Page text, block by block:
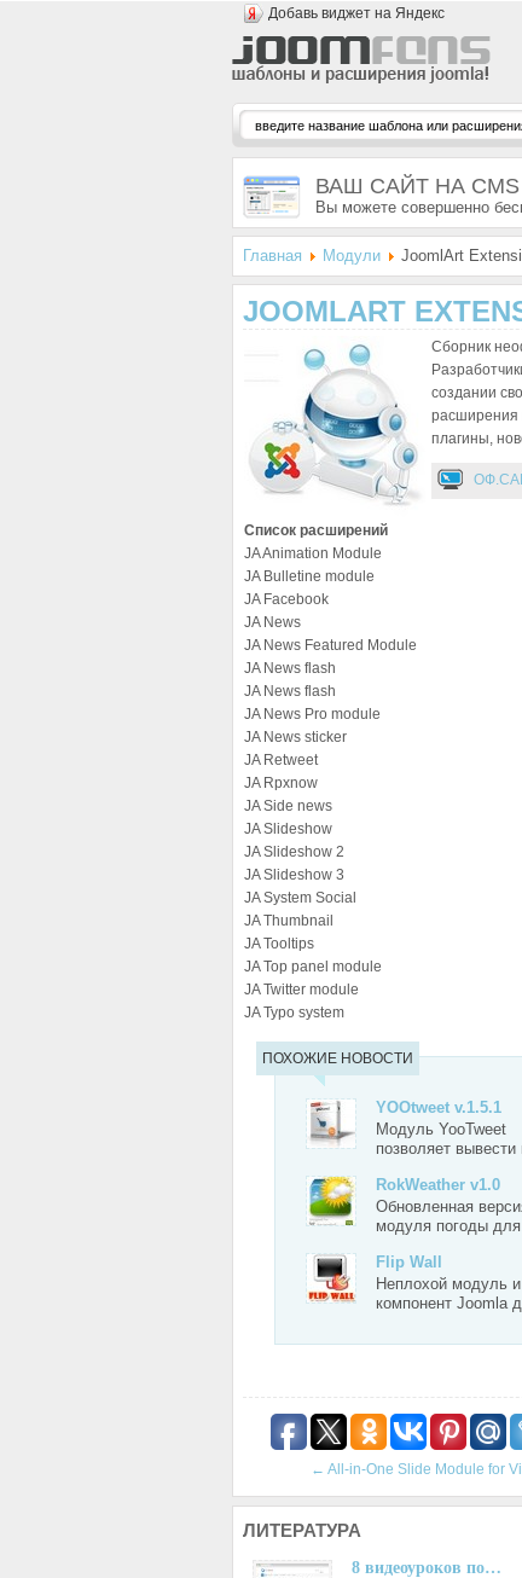
Добавь виджет на Яндекс
ВАШ САЙТ НА CMS
Вы можете совершенно
Главная Модули JoomlArt
JOOMLART
Сборник
создании
расширения
плагины,
Список расширений
JA Animation Module
JA Bulletine module
JA Facebook
JA News
JA News Featured Module
JA News flash
JA News flash
JA News Pro module
JA News sticker
JA Retweet
JA Rpxnow
JA Side news
JA Slideshow
JA Slideshow 2
JA Slideshow 3
JA System Social
JA Thumbnail
JA Tooltips
JA Top panel module
JA Twitter module
JA Typo system
ПОХОЖИЕ НОВОСТИ
YOOtweet v.1.5.1
Модуль YooTweet
позволяет
RokWeather v1.0
Обновленная
модуля погоды
Flip Wall
Неплохой модуль и
компонент Joomla
← All-in-One Slide Module for
ЛИТЕРАТУРА
8 видеоуроков по…